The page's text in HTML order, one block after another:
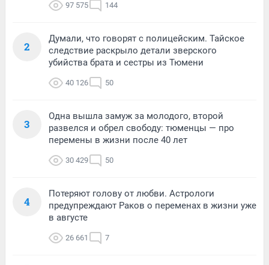
97 575 144
2
Думали, что говорят с полицейским. Тайское
следствие раскрыло детали зверского
убийства брата и сестры из Тюмени
40 126 50
3
Одна вышла замуж за молодого, второй
развелся и обрел свободу: тюменцы — про
перемены в жизни после 40 лет
30 429 50
4
Потеряют голову от любви. Астрологи
предупреждают Раков о переменах в жизни уже
в августе
26 661 7